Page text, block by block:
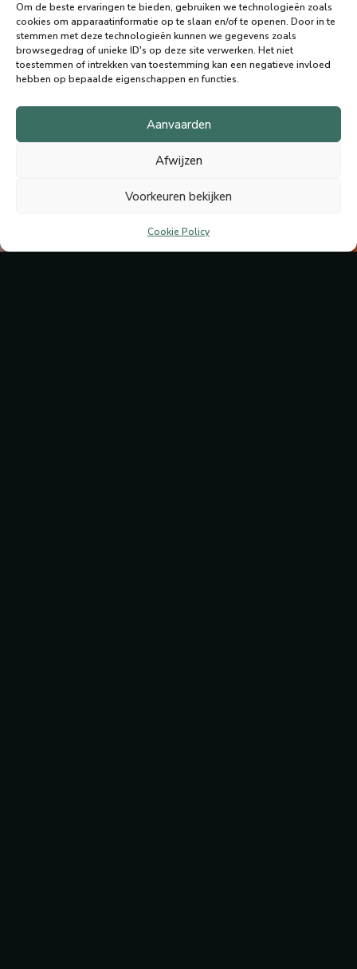
Om de beste ervaringen te bieden, gebruiken we technologieën zoals
cookies om apparaatinformatie op te slaan en/of te openen. Door in te
stemmen met deze technologieën kunnen we gegevens zoals
browsegedrag of unieke ID's op deze site verwerken. Het niet
toestemmen of intrekken van toestemming kan een negatieve invloed
hebben op bepaalde eigenschappen en functies.
Aanvaarden
Afwijzen
Voorkeuren bekijken
Cookie Policy